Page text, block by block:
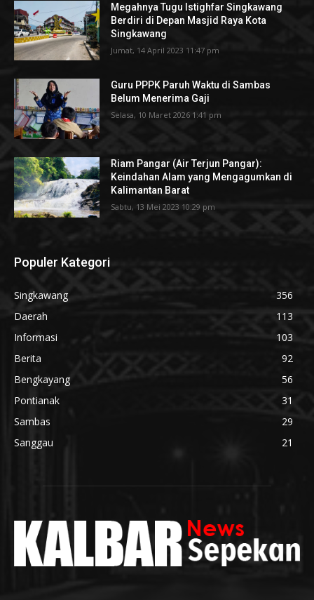
Megahnya Tugu Istighfar Singkawang
Berdiri di Depan Masjid Raya Kota
Singkawang
Jumat, 14 April 2023 11:47 pm
Guru PPPK Paruh Waktu di Sambas
Belum Menerima Gaji
Selasa, 10 Maret 2026 1:41 pm
Riam Pangar (Air Terjun Pangar):
Keindahan Alam yang Mengagumkan di
Kalimantan Barat
Sabtu, 13 Mei 2023 10:29 pm
Populer Kategori
Singkawang
356
Daerah
113
Informasi
103
Berita
92
Bengkayang
56
Pontianak
31
Sambas
29
Sanggau
21